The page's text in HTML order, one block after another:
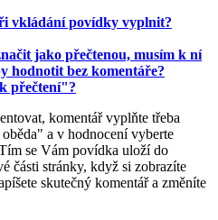
vkládání povídky vyplnit?
jako přečtenou, musím k ní
hodnotit bez komentáře?
přečtení"?
komentář vyplňte třeba
a v hodnocení vyberte
se Vám povídka uloží do
části stránky, když si zobrazíte
skutečný komentář a změníte